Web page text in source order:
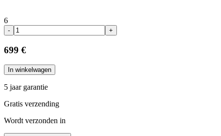
6
- +
699 €
In winkelwagen
5 jaar garantie
Gratis verzending
Wordt verzonden in